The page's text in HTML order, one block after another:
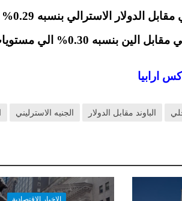
الاسترالي بنسبه 0.29% الي مستويات 141.62.
0.30% الي مستويات 141.61.
ارابيا
الباوند مقابل الدولار الجنيه الاسترليني